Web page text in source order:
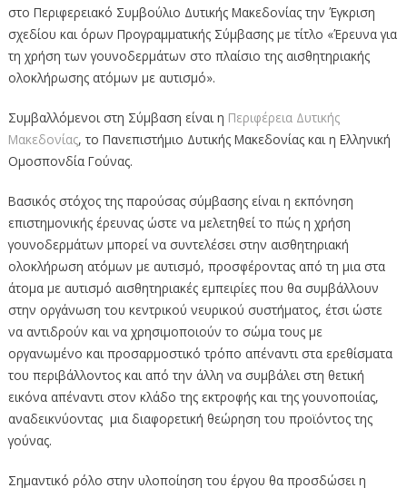
στο Περιφερειακό Συμβούλιο Δυτικής Μακεδονίας την Έγκριση
σχεδίου και όρων Προγραμματικής Σύμβασης με τίτλο «Έρευνα για
τη χρήση των γουνοδερμάτων στο πλαίσιο της αισθητηριακής
ολοκλήρωσης ατόμων με αυτισμό».
Συμβαλλόμενοι στη Σύμβαση είναι η Περιφέρεια Δυτικής
Μακεδονίας, το Πανεπιστήμιο Δυτικής Μακεδονίας και η Ελληνική
Ομοσπονδία Γούνας.
Βασικός στόχος της παρούσας σύμβασης είναι η εκπόνηση
επιστημονικής έρευνας ώστε να μελετηθεί το πώς η χρήση
γουνοδερμάτων μπορεί να συντελέσει στην αισθητηριακή
ολοκλήρωση ατόμων με αυτισμό, προσφέροντας από τη μια στα
άτομα με αυτισμό αισθητηριακές εμπειρίες που θα συμβάλλουν
στην οργάνωση του κεντρικού νευρικού συστήματος, έτσι ώστε
να αντιδρούν και να χρησιμοποιούν το σώμα τους με
οργανωμένο και προσαρμοστικό τρόπο απέναντι στα ερεθίσματα
του περιβάλλοντος και από την άλλη να συμβάλει στη θετική
εικόνα απέναντι στον κλάδο της εκτροφής και της γουνοποιίας,
αναδεικνύοντας μια διαφορετική θεώρηση του προϊόντος της
γούνας.
Σημαντικό ρόλο στην υλοποίηση του έργου θα προσδώσει η